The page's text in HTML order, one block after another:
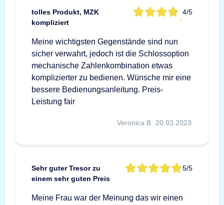
tolles Produkt, MZK
kompliziert
4/5
Meine wichtigsten Gegenstände sind nun
sicher verwahrt, jedoch ist die Schlossoption
mechanische Zahlenkombination etwas
komplizierter zu bedienen. Wünsche mir eine
bessere Bedienungsanleitung. Preis-
Leistung fair
Veronica B 20.03.2023
Sehr guter Tresor zu
einem sehr guten Preis
5/5
Meine Frau war der Meinung das wir einen